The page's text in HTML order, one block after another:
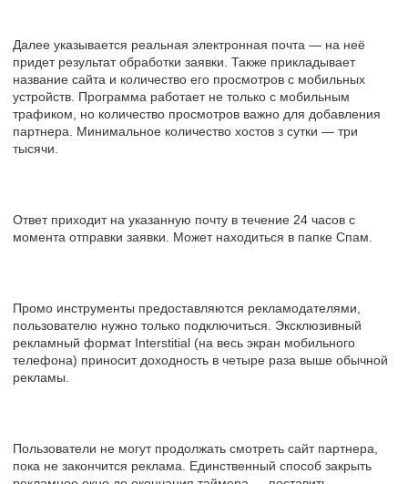
Далее указывается реальная электронная почта — на неё
придет результат обработки заявки. Также прикладывает
название сайта и количество его просмотров с мобильных
устройств. Программа работает не только с мобильным
трафиком, но количество просмотров важно для добавления
партнера. Минимальное количество хостов з сутки — три
тысячи.
Ответ приходит на указанную почту в течение 24 часов с
момента отправки заявки. Может находиться в папке Спам.
Промо инструменты предоставляются рекламодателями,
пользователю нужно только подключиться. Эксклюзивный
рекламный формат Interstitial (на весь экран мобильного
телефона) приносит доходность в четыре раза выше обычной
рекламы.
Пользователи не могут продолжать смотреть сайт партнера,
пока не закончится реклама. Единственный способ закрыть